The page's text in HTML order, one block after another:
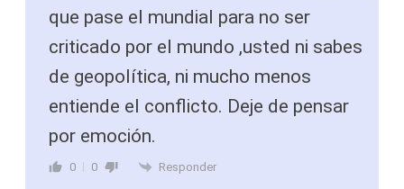
que pase el mundial para no ser
criticado por el mundo ,usted ni sabes
de geopolítica, ni mucho menos
entiende el conflicto. Deje de pensar
por emoción.
0 0 Responder